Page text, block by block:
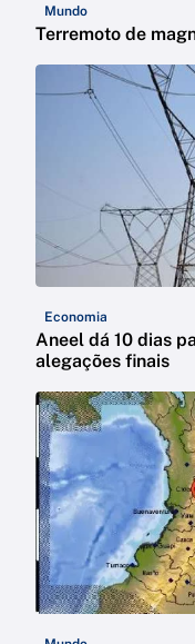
Mundo
Terremoto de
Economia
Aneel dá 10 dias
alegações finais